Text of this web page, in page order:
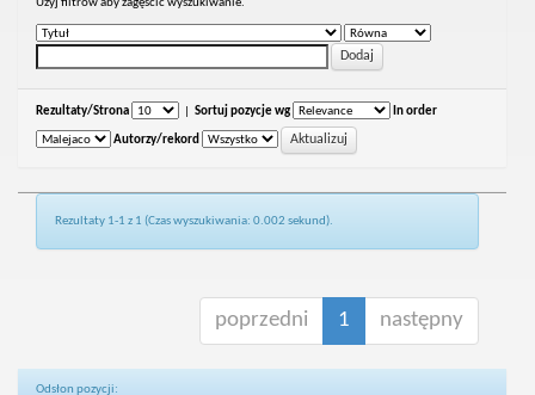
Uzyj filtrów aby zagęścić wyszukiwanie.
Rezultaty/Strona Sortuj pozycje wg In order
Autorzy/rekord
Rezultaty 1-1 z 1 (Czas wyszukiwania: 0.002 sekund).
poprzedni 1 następny
Odsłon pozycji: